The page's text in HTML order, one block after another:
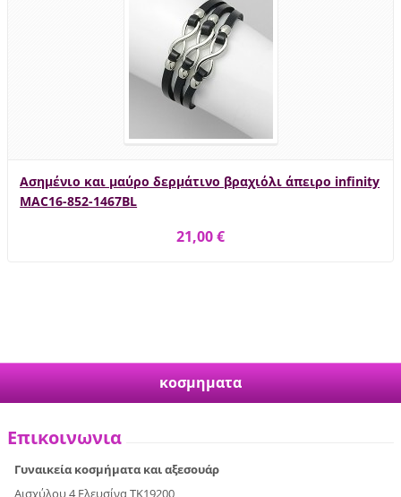
Ασημένιο και μαύρο δερμάτινο βραχιόλι άπειρο infinity
MAC16-852-1467BL
21,00 €
κοσμηματα
Επικοινωνια
Γυναικεία κοσμήματα και αξεσουάρ
Αισχύλου 4 Ελευσίνα ΤΚ19200